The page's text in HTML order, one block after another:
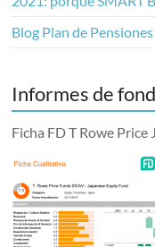
Blog Plan de
Informes de
Ficha FD T Rowe Price